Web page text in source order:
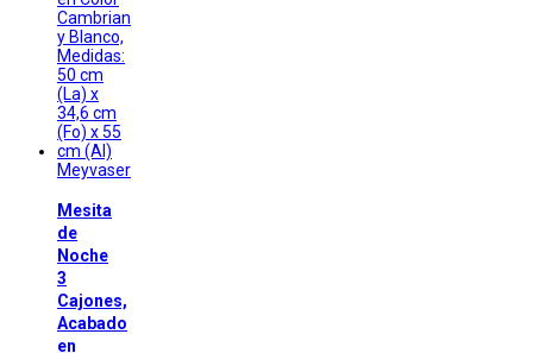
Meyvaser
Mesita
de
Noche
3
Cajones,
Acabado
en